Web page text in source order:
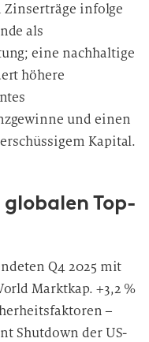
infolge
als
eine nachhaltige
höhere
und einen
Kapital.
Top-
Q4 2025 mit
Marktkap. +3,2 %
–
Shutdown der US-